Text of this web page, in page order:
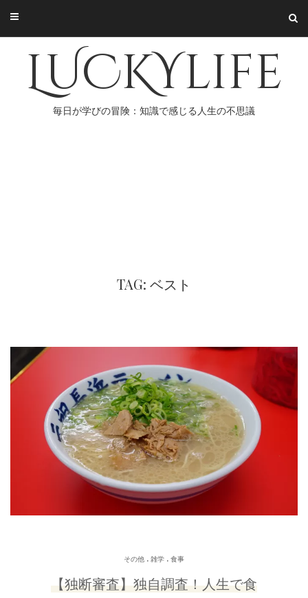
content
LUCKYlife
毎日が学びの冒険：知識で感じる人生の不思議
TAG: ベスト
その他 . 雑学 . 食事
【独断審査】独自調査！人生で食